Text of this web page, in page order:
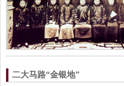
二大马路“金银地”